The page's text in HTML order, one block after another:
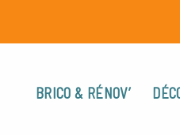
BRICO & RÉNOV’